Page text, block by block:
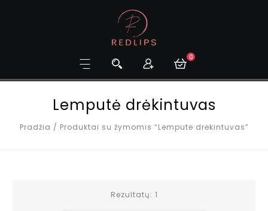
0
Lemputė drėkintuvas
Pradžia / Produktai su žymomis “Lemputė drėkintuvas”
Rezultatų: 1